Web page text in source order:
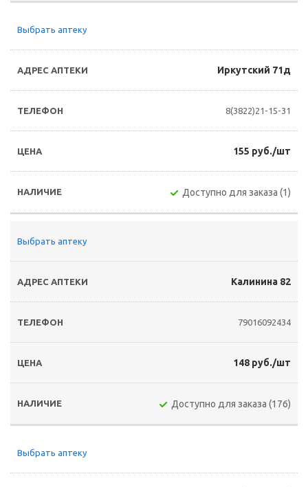
Выбрать аптеку
Иркутский 71д
8(3822)21-15-31
155 руб./шт
Доступно для заказа (1)
Выбрать аптеку
Калинина 82
79016092434
148 руб./шт
Доступно для заказа (176)
Выбрать аптеку